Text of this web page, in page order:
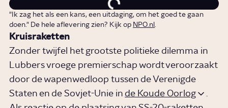
"Ik zag het als een kans, een uitdaging, om het goed te gaan
doen." De hele aflevering zien? Kijk op NPO.nl.
Kruisraketten
Zonder twijfel het grootste politieke dilemma in
Lubbers vroege premierschap wordt veroorzaakt
door de wapenwedloop tussen de Verenigde
Staten en de Sovjet-Unie in de Koude Oorlog
.